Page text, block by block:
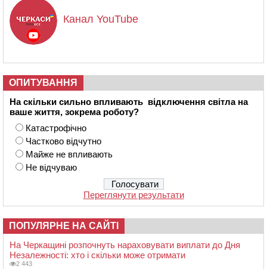
Канал YouTube
ОПИТУВАННЯ
На скільки сильно впливають відключення світла на
ваше життя, зокрема роботу?
Катастрофічно
Частково відчутно
Майже не впливають
Не відчуваю
Переглянути результати
ПОПУЛЯРНЕ НА САЙТІ
На Черкащині розпочнуть нараховувати виплати до Дня
Незалежності: хто і скільки може отримати
2 443